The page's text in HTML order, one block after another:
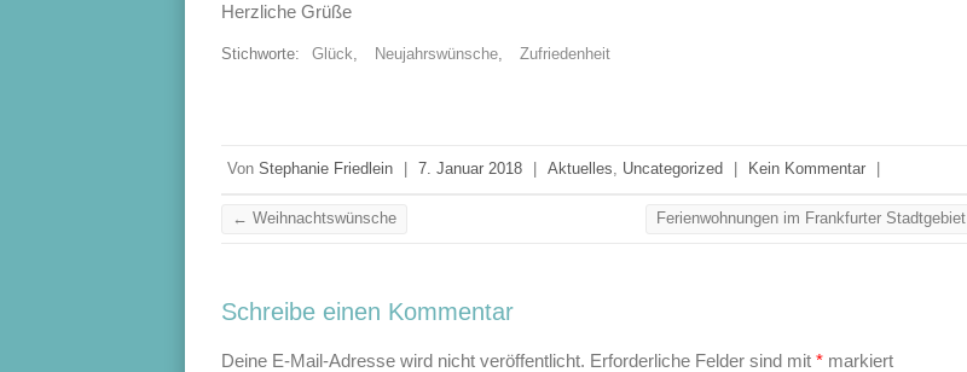
Herzliche Grüße
Stichworte: Glück, Neujahrswünsche, Zufriedenheit
Von Stephanie Friedlein 7. Januar 2018 Aktuelles, Uncategorized Kein Kommentar
← Weihnachtswünsche Ferienwohnungen im Frankfurter Stadtgebiet
Schreibe einen Kommentar
Deine E-Mail-Adresse wird nicht veröffentlicht. Erforderliche Felder sind mit * markiert